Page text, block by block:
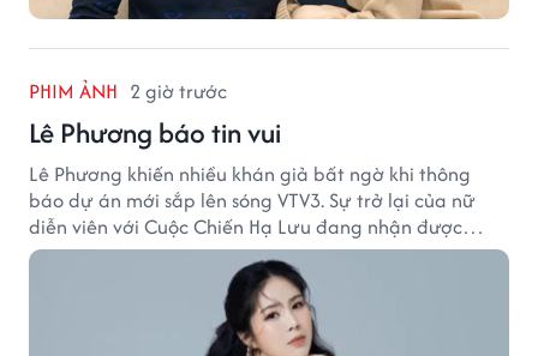
PHIM ẢNH 2 giờ trước
Lê Phương báo tin vui
Lê Phương khiến nhiều khán giả bất ngờ khi thông
báo dự án mới sắp lên sóng VTV3. Sự trở lại của nữ
diễn viên với Cuộc Chiến Hạ Lưu đang nhận được
nhiều sự quan tâm.